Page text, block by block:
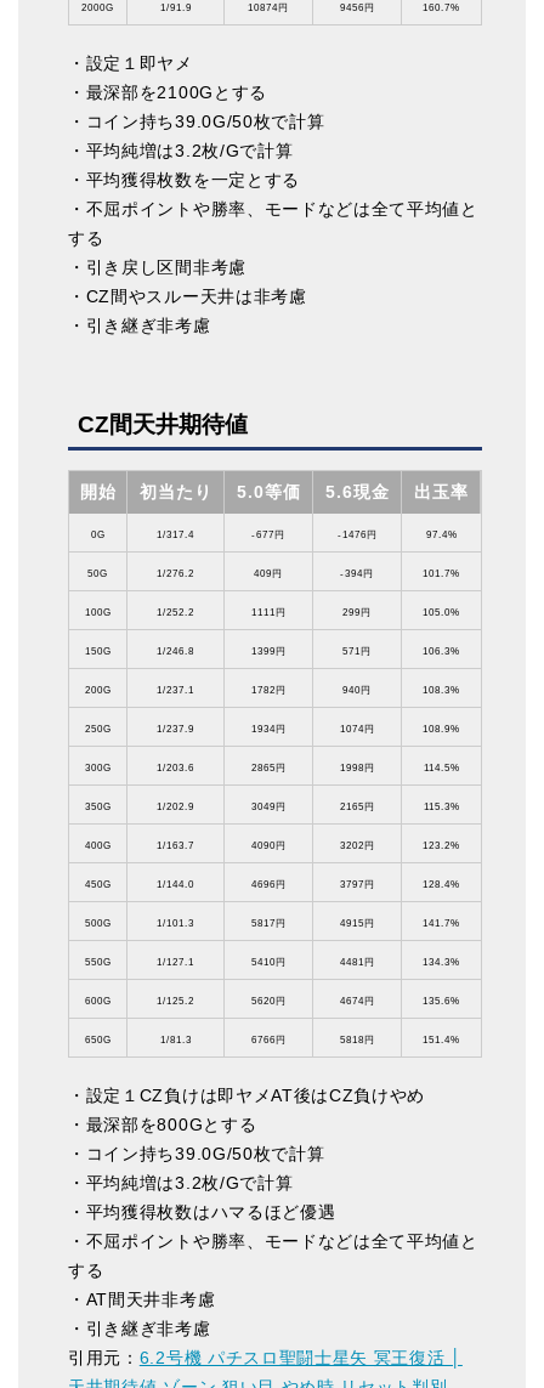
2000G 1/91.9 10874円 9456円 160.7%
・設定１即ヤメ
・最深部を2100Gとする
・コイン持ち39.0G/50枚で計算
・平均純増は3.2枚/Gで計算
・平均獲得枚数を一定とする
・不屈ポイントや勝率、モードなどは全て平均値と
する
・引き戻し区間非考慮
・CZ間やスルー天井は非考慮
・引き継ぎ非考慮
CZ間天井期待値
開始 初当たり 5.0等価 5.6現金 出玉率
0G 1/317.4 -677円 -1476円 97.4%
50G 1/276.2 409円 -394円 101.7%
100G 1/252.2 1111円 299円 105.0%
150G 1/246.8 1399円 571円 106.3%
200G 1/237.1 1782円 940円 108.3%
250G 1/237.9 1934円 1074円 108.9%
300G 1/203.6 2865円 1998円 114.5%
350G 1/202.9 3049円 2165円 115.3%
400G 1/163.7 4090円 3202円 123.2%
450G 1/144.0 4696円 3797円 128.4%
500G 1/101.3 5817円 4915円 141.7%
550G 1/127.1 5410円 4481円 134.3%
600G 1/125.2 5620円 4674円 135.6%
650G 1/81.3 6766円 5818円 151.4%
・設定１CZ負けは即ヤメAT後はCZ負けやめ
・最深部を800Gとする
・コイン持ち39.0G/50枚で計算
・平均純増は3.2枚/Gで計算
・平均獲得枚数はハマるほど優遇
・不屈ポイントや勝率、モードなどは全て平均値と
する
・AT間天井非考慮
・引き継ぎ非考慮
引用元： 6.2号機 パチスロ聖闘士星矢 冥王復活 │